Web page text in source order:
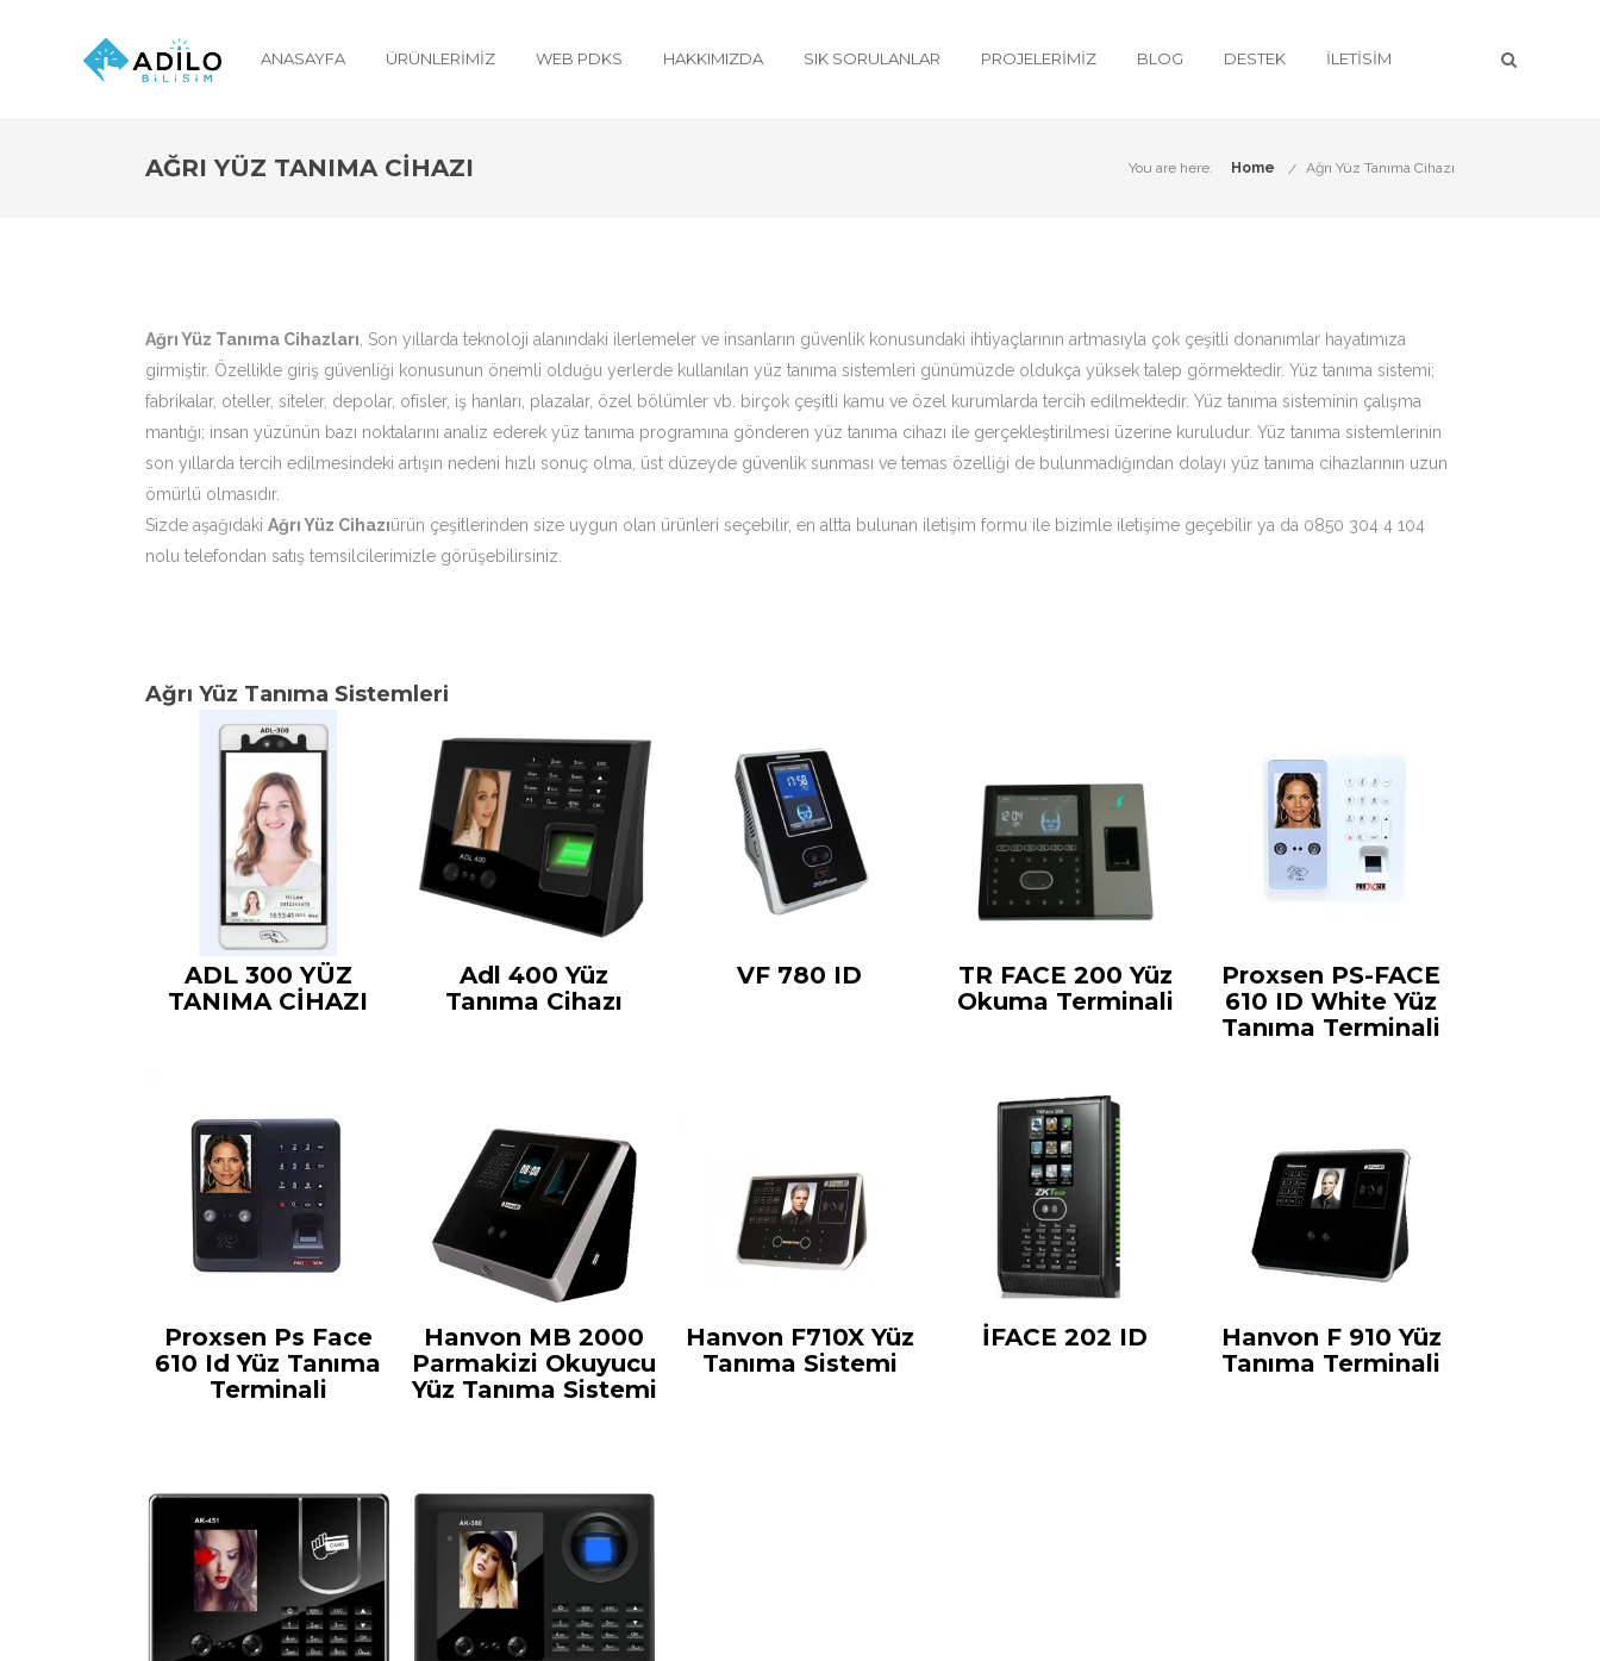
ANASAYFA ÜRÜNLERIMIZ WEB PDKS HAKKIMIZDA SIK SORULANLAR PROJELERIMIZ BLOG DESTEK İLETISIM
AĞRI YÜZ TANIMA CIHAZI You are here: Home Ağrı Yüz Tanıma Cihazı
Ağrı Yüz Tanıma Cihazları , Son yıllarda teknoloji alanındaki ilerlemeler ve insanların güvenlik konusundaki ihtiyaçlarının artmasıyla çok çeşitli donanımlar hayatımıza
girmiştir. Özellikle giriş güvenliği konusunun önemli olduğu yerlerde kullanılan yüz tanıma sistemleri günümüzde oldukça yüksek talep görmektedir. Yüz tanıma sistemi;
fabrikalar, oteller, siteler, depolar, ofisler, iş hanları, plazalar, özel bölümler vb. birçok çeşitli kamu ve özel kurumlarda tercih edilmektedir. Yüz tanıma sisteminin çalışma
mantığı; insan yüzünün bazı noktalarını analiz ederek yüz tanıma programına gönderen yüz tanıma cihazı ile gerçekleştirilmesi üzerine kuruludur. Yüz tanıma sistemlerinin
son yıllarda tercih edilmesindeki artışın nedeni hızlı sonuç olma, üst düzeyde güvenlik sunması ve temas özelliği de bulunmadığından dolayı yüz tanıma cihazlarının uzun
ömürlü olmasıdır.
Sizde aşağıdaki Ağrı Yüz Cihazıürün çeşitlerinden size uygun olan ürünleri seçebilir, en altta bulunan iletişim formu ile bizimle iletişime geçebilir ya da 0850 304 4 104
nolu telefondan satış temsilcilerimizle görüşebilirsiniz.
Ağrı Yüz Tanıma Sistemleri
ADL 300 YÜZ
TANIMA CİHAZI
Adl 400 Yüz
Tanıma Cihazı
VF 780 ID
TR FACE 200 Yüz
Okuma Terminali
Proxsen PS-FACE
610 ID White Yüz
Tanıma Terminali
Proxsen Ps Face
610 Id Yüz Tanıma
Terminali
Hanvon MB 2000
Parmakizi Okuyucu
Yüz Tanıma Sistemi
Hanvon F710X Yüz
Tanıma Sistemi
İFACE 202 ID
Hanvon F 910 Yüz
Tanıma Terminali